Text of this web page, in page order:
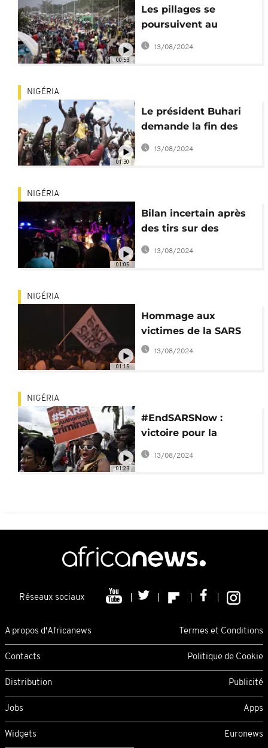
00:53
Les pillages se
poursuivent au
Nigéria
13/08/2024
01:30
NIGÉRIA
Le président Buhari
demande la fin des
manifestations
13/08/2024
01:05
NIGÉRIA
Bilan incertain après
des tirs sur des
manifestants
13/08/2024
01:15
NIGÉRIA
Hommage aux
victimes de la SARS
13/08/2024
01:23
NIGÉRIA
#EndSARSNow :
victoire pour la
jeunesse nigériane
13/08/2024
Réseaux sociaux
A propos d'Africanews Termes et Conditions
Contacts Politique de Cookie
Distribution Publicité
Jobs Apps
Widgets Euronews